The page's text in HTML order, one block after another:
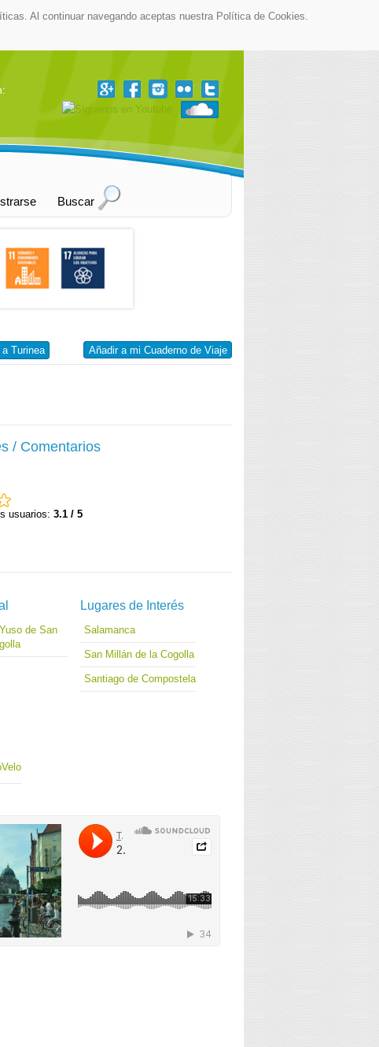
Al continuar navegando aceptas nuestra Política de Cookies.
Buscar
Añadir a mi Cuaderno de Viaje
Turinea
/ Comentarios
usuarios:3.1 / 5
de San
Lugares de Interés
Salamanca
San Millán de la Cogolla
Santiago de Compostela